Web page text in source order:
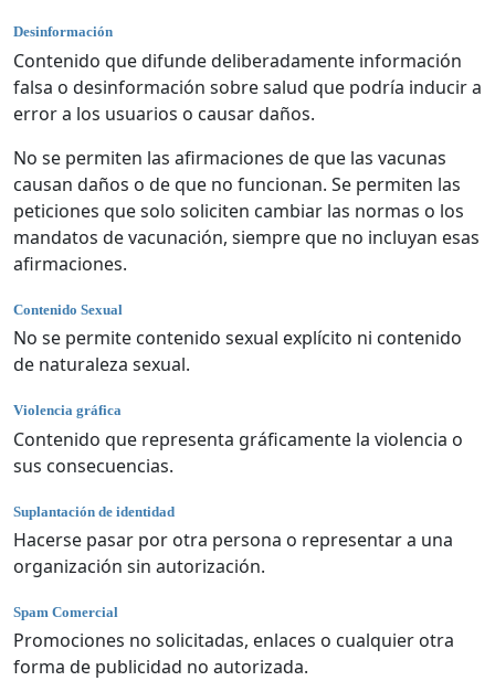
Desinformación
Contenido que difunde deliberadamente información
falsa o desinformación sobre salud que podría inducir a
error a los usuarios o causar daños.
No se permiten las afirmaciones de que las vacunas
causan daños o de que no funcionan. Se permiten las
peticiones que solo soliciten cambiar las normas o los
mandatos de vacunación, siempre que no incluyan esas
afirmaciones.
Contenido Sexual
No se permite contenido sexual explícito ni contenido
de naturaleza sexual.
Violencia gráfica
Contenido que representa gráficamente la violencia o
sus consecuencias.
Suplantación de identidad
Hacerse pasar por otra persona o representar a una
organización sin autorización.
Spam Comercial
Promociones no solicitadas, enlaces o cualquier otra
forma de publicidad no autorizada.